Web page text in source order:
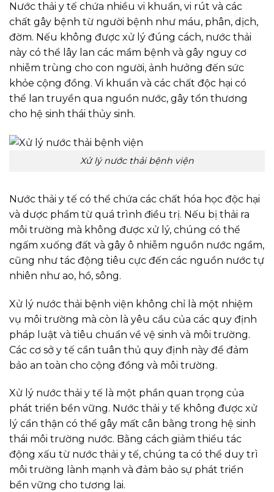
Nước thải y tế chứa nhiều vi khuẩn, vi rút và các
chất gây bệnh từ người bệnh như máu, phân, dịch,
đờm. Nếu không được xử lý đúng cách, nước thải
này có thể lây lan các mầm bệnh và gây nguy cơ
nhiễm trùng cho con người, ảnh hưởng đến sức
khỏe cộng đồng. Vi khuẩn và các chất độc hại có
thể lan truyền qua nguồn nước, gây tổn thương
cho hệ sinh thái thủy sinh.
Xử lý nước thải bệnh viện
Nước thải y tế có thể chứa các chất hóa học độc hại
và dược phẩm từ quá trình điều trị. Nếu bị thải ra
môi trường mà không được xử lý, chúng có thể
ngấm xuống đất và gây ô nhiễm nguồn nước ngầm,
cũng như tác động tiêu cực đến các nguồn nước tự
nhiên như ao, hồ, sông.
Xử lý nước thải bệnh viện không chỉ là một nhiệm
vụ môi trường mà còn là yêu cầu của các quy định
pháp luật và tiêu chuẩn về vệ sinh và môi trường.
Các cơ sở y tế cần tuân thủ quy định này để đảm
bảo an toàn cho cộng đồng và môi trường.
Xử lý nước thải y tế là một phần quan trọng của
phát triển bền vững. Nước thải y tế không được xử
lý cẩn thận có thể gây mất cân bằng trong hệ sinh
thái môi trường nước. Bằng cách giảm thiểu tác
động xấu từ nước thải y tế, chúng ta có thể duy trì
môi trường lành mạnh và đảm bảo sự phát triển
bền vững cho tương lai.